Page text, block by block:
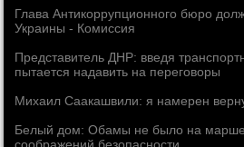
Глава Антикоррупционного бюро
Украины - Комиссия
Представитель ДНР: введя
пытается надавить на переговоры
Михаил Саакашвили: я намерен
Белый дом: Обамы не было на